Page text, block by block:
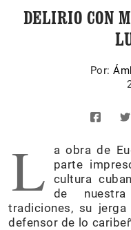
DELIRIO CON
Por:
L
a obra de
parte
cultura
de
tradiciones, su
defensor de lo